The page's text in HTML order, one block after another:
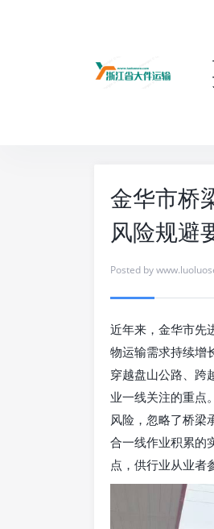
金华市桥
风险规避
Posted by
近年来，金华市先
物运输需求持续增
穿越盘山公路、跨
业一线关注的重点
风险，忽略了桥梁
合一线作业积累的
点，供行业从业者